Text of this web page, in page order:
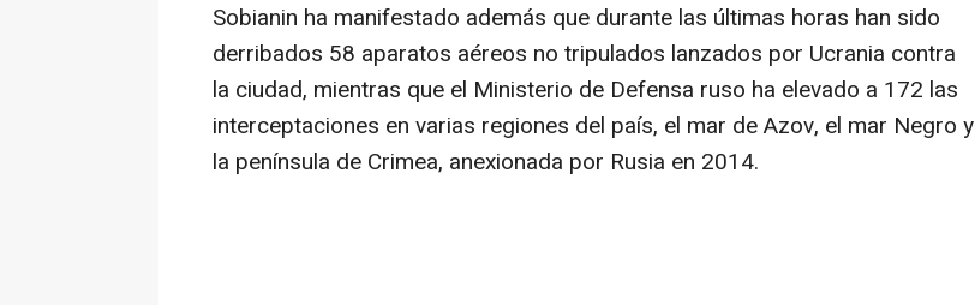
Sobianin ha manifestado además que durante las últimas horas han sido
derribados 58 aparatos aéreos no tripulados lanzados por Ucrania contra
la ciudad, mientras que el Ministerio de Defensa ruso ha elevado a 172 las
interceptaciones en varias regiones del país, el mar de Azov, el mar Negro y
la península de Crimea, anexionada por Rusia en 2014.